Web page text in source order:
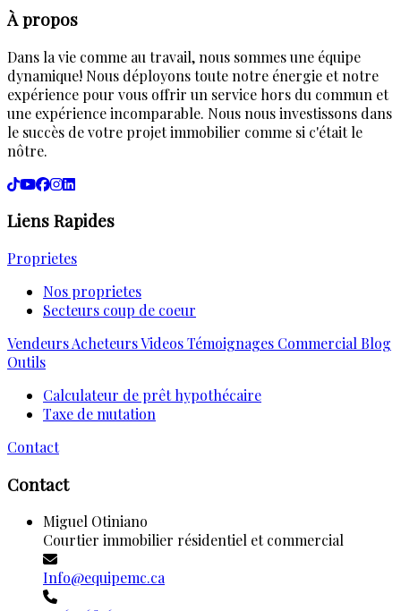
À propos
Dans la vie comme au travail, nous sommes une équipe
dynamique! Nous déployons toute notre énergie et notre
expérience pour vous offrir un service hors du commun et
une expérience incomparable. Nous nous investissons dans
le succès de votre projet immobilier comme si c'était le
nôtre.
Liens Rapides
Proprietes
Nos proprietes
Secteurs coup de coeur
VendeursAcheteursVideosTémoignages Commercial Blog
Outils
Calculateur de prêt hypothécaire
Taxe de mutation
Contact
Contact
Miguel Otiniano
Courtier immobilier résidentiel et commercial
Info@equipemc.ca